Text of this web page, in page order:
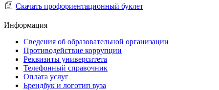
Скачать профориентационный буклет
Информация
Сведения об образовательной организации
Противодействие коррупции
Реквизиты университета
Телефонный справочник
Оплата услуг
Брендбук и логотип вуза